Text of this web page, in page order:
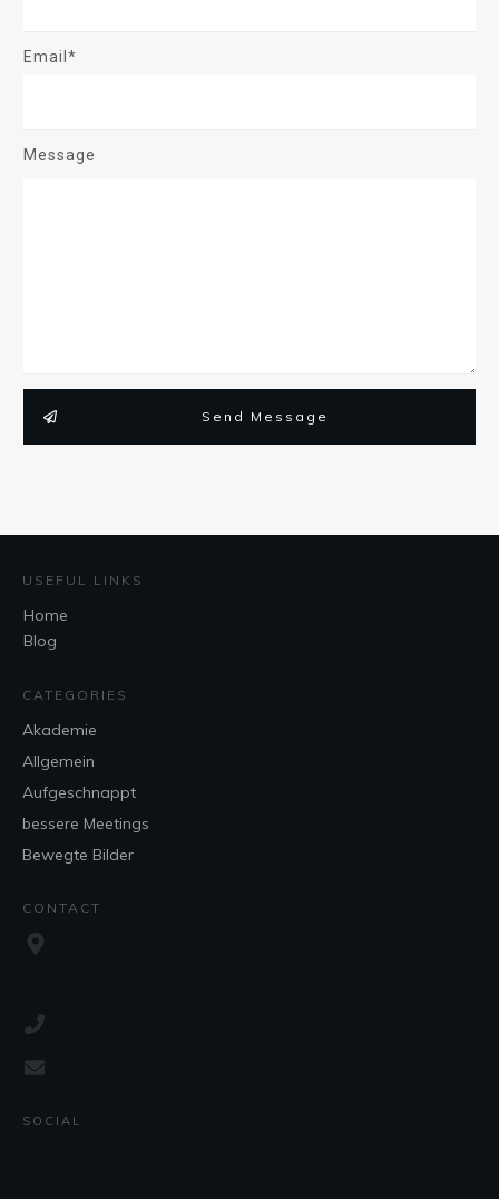
Email*
Message
Send Message
USEFUL LINKS
Home
Blog
CATEGORIES
Akademie
Allgemein
Aufgeschnappt
bessere Meetings
Bewegte Bilder
CONTACT
SOCIAL